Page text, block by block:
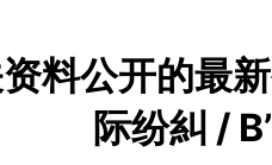
料公开的最
际纷糾 /